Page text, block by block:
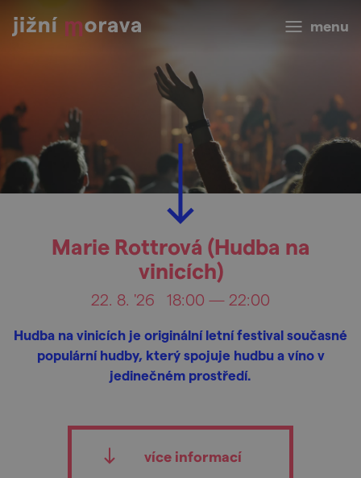
menu
Marie Rottrová (Hudba na
vinicích)
22. 8. '26 18:00 — 22:00
Hudba na vinicích je originální letní festival současné
populární hudby, který spojuje hudbu a víno v
jedinečném prostředí.
více informací